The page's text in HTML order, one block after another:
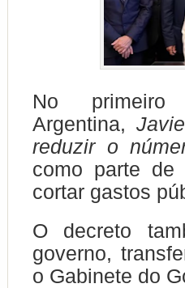
No
Argentina,
reduzir o
como parte de
cortar gastos
O decreto
governo,
o Gabinete do